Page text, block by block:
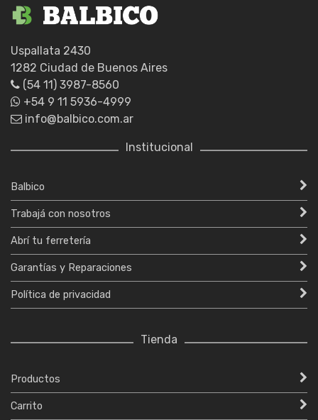
Uspallata 2430
1282 Ciudad de Buenos Aires
(54 11) 3987-8560
+54 9 11 5936-4999
info@balbico.com.ar
Institucional
Balbico
Trabajá con nosotros
Abrí tu ferretería
Garantías y Reparaciones
Política de privacidad
Tienda
Productos
Carrito